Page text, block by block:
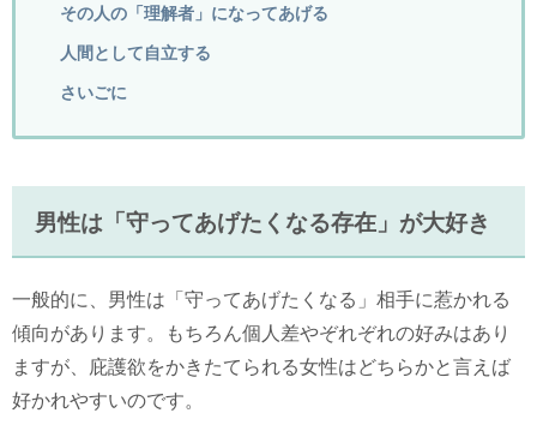
その人の「理解者」になってあげる
人間として自立する
さいごに
男性は「守ってあげたくなる存在」が大好き
一般的に、男性は「守ってあげたくなる」相手に惹かれる
傾向があります。もちろん個人差やぞれぞれの好みはあり
ますが、庇護欲をかきたてられる女性はどちらかと言えば
好かれやすいのです。